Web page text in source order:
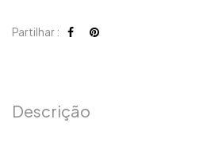
Partilhar :
Descrição